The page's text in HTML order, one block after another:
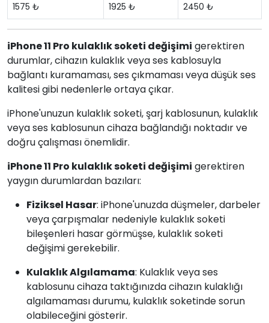
1575 ₺ 1925 ₺ 2450 ₺
iPhone 11 Pro kulaklık soketi değişimi gerektiren
durumlar, cihazın kulaklık veya ses kablosuyla
bağlantı kuramaması, ses çıkmaması veya düşük ses
kalitesi gibi nedenlerle ortaya çıkar.
iPhone'unuzun kulaklık soketi, şarj kablosunun, kulaklık
veya ses kablosunun cihaza bağlandığı noktadır ve
doğru çalışması önemlidir.
iPhone 11 Pro kulaklık soketi değişimi gerektiren
yaygın durumlardan bazıları:
Fiziksel Hasar: iPhone'unuzda düşmeler, darbeler
veya çarpışmalar nedeniyle kulaklık soketi
bileşenleri hasar görmüşse, kulaklık soketi
değişimi gerekebilir.
Kulaklık Algılamama: Kulaklık veya ses
kablosunu cihaza taktığınızda cihazın kulaklığı
algılamaması durumu, kulaklık soketinde sorun
olabileceğini gösterir.